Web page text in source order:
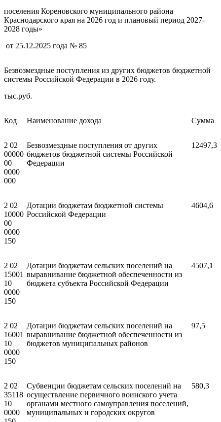
поселения Кореновского муниципального района
Краснодарского края на 2026 год и плановый период 2027-
2028 годы»
от 25.12.2025 года № 85
Безвозмездные поступления из других бюджетов бюджетной
системы Российской Федерации в 2026 году.
тыс.руб.
Код Наименование дохода Сумма
2 02
00000
00
0000
000
Безвозмездные поступления от других
бюджетов бюджетной системы Российской
Федерации
12497,3
2 02
10000
00
0000
150
Дотации бюджетам бюджетной системы
Российской Федерации
4604,6
2 02
15001
10
0000
150
Дотации бюджетам сельских поселений на
выравнивание бюджетной обеспеченности из
бюджета субъекта Российской Федерации
4507,1
2 02
16001
10
0000
150
Дотации бюджетам сельских поселений на
выравнивание бюджетной обеспеченности из
бюджетов муниципальных районов
97,5
2 02
35118
10
0000
Субвенции бюджетам сельских поселений на
осуществление первичного воинского учета
органами местного самоуправления поселений,
муниципальных и городских округов
580,3